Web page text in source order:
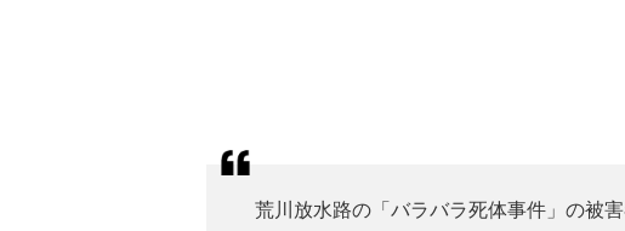
荒川放水路の「バラバラ死体事件」の被